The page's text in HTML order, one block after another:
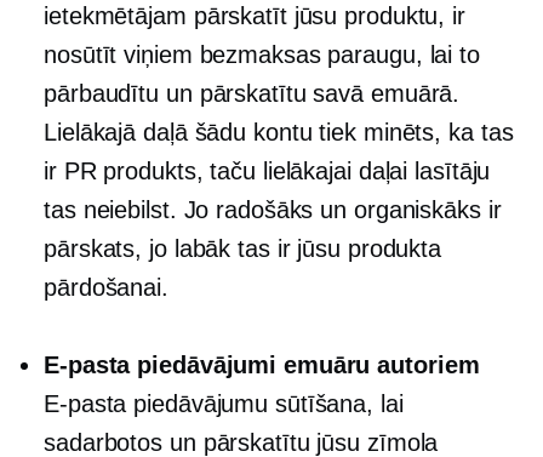
ietekmētājam pārskatīt jūsu produktu, ir
nosūtīt viņiem bezmaksas paraugu, lai to
pārbaudītu un pārskatītu savā emuārā.
Lielākajā daļā šādu kontu tiek minēts, ka tas
ir PR produkts, taču lielākajai daļai lasītāju
tas neiebilst. Jo radošāks un organiskāks ir
pārskats, jo labāk tas ir jūsu produkta
pārdošanai.
E-pasta piedāvājumi emuāru autoriem
E-pasta piedāvājumu sūtīšana, lai
sadarbotos un pārskatītu jūsu zīmola